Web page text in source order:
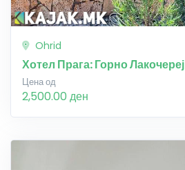
Ohrid
Хотел Прага: Горно Лакочереј
Цена од
2,500.00 ден